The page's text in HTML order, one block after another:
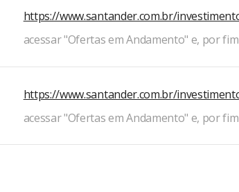
https://www.santander.com.br/
acessar "Ofertas em Andamento" e, por
https://www.santander.com.br/
acessar "Ofertas em Andamento" e, por